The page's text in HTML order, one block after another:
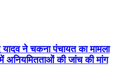
ने चकना पंचायत का मामला
अनियमितताओं की जांच की मांग